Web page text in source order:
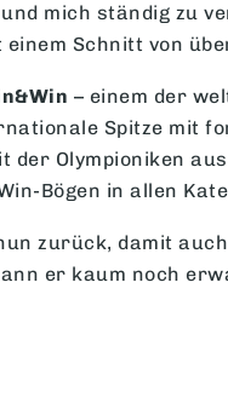
mich ständig zu
Schnitt von
– einem der
Spitze mit
Olympioniken
Bögen in allen
zurück, damit
er kaum noch